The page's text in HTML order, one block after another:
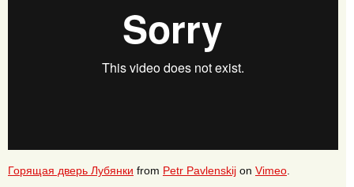
Горящая дверь Лубянки from Petr Pavlenskij on Vimeo